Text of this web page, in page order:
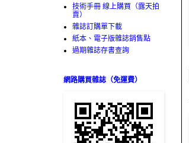
技術手冊 線上購買（露天拍
賣）
雜誌訂購單下載
紙本、電子版雜誌銷售點
過期雜誌存書查詢
網路購買雜誌（免運費）